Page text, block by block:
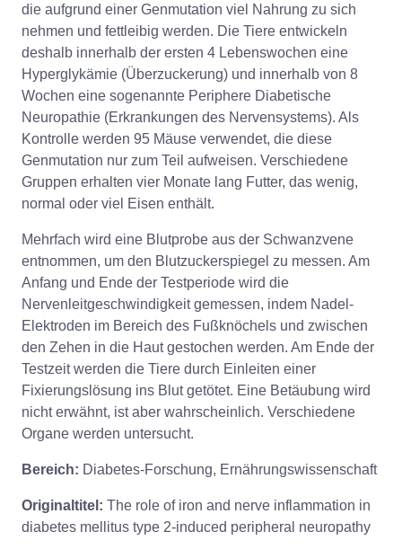
die aufgrund einer Genmutation viel Nahrung zu sich
nehmen und fettleibig werden. Die Tiere entwickeln
deshalb innerhalb der ersten 4 Lebenswochen eine
Hyperglykämie (Überzuckerung) und innerhalb von 8
Wochen eine sogenannte Periphere Diabetische
Neuropathie (Erkrankungen des Nervensystems). Als
Kontrolle werden 95 Mäuse verwendet, die diese
Genmutation nur zum Teil aufweisen. Verschiedene
Gruppen erhalten vier Monate lang Futter, das wenig,
normal oder viel Eisen enthält.
Mehrfach wird eine Blutprobe aus der Schwanzvene
entnommen, um den Blutzuckerspiegel zu messen. Am
Anfang und Ende der Testperiode wird die
Nervenleitgeschwindigkeit gemessen, indem Nadel-
Elektroden im Bereich des Fußknöchels und zwischen
den Zehen in die Haut gestochen werden. Am Ende der
Testzeit werden die Tiere durch Einleiten einer
Fixierungslösung ins Blut getötet. Eine Betäubung wird
nicht erwähnt, ist aber wahrscheinlich. Verschiedene
Organe werden untersucht.
Bereich: Diabetes-Forschung, Ernährungswissenschaft
Originaltitel: The role of iron and nerve inflammation in
diabetes mellitus type 2-induced peripheral neuropathy